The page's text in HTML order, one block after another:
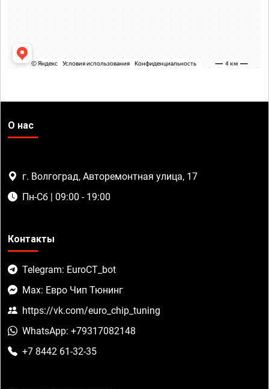
О нас
г. Волгоград, Авторемонтная улица, 17
Пн-Сб | 09:00 - 19:00
Контакты
Telegram: EuroCT_bot
Max: Евро Чип Тюнинг
https://vk.com/euro_chip_tuning
WhatsApp: +79317082148
+7 8442 61-32-35